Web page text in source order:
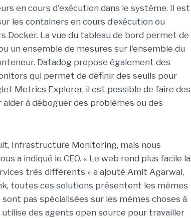
en cours d'exécution dans le système. Il est
les containers en cours d’exécution ou
Docker. La vue du tableau de bord permet de
un ensemble de mesures sur l'ensemble du
Datadog propose également des
qui permet de définir des seuils pour
Metrics Explorer, il est possible de faire des
à déboguer des problèmes ou des
Infrastructure Monitoring, mais nous
a indiqué le CEO. « Le web rend plus facile la
très différents » a ajouté Amit Agarwal,
toutes ces solutions présentent les mêmes
pas spécialisées sur les mêmes choses à
utilise des agents open source pour travailler